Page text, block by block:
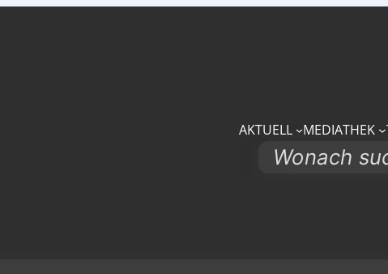
AKTUELL MEDIATHEK
Search